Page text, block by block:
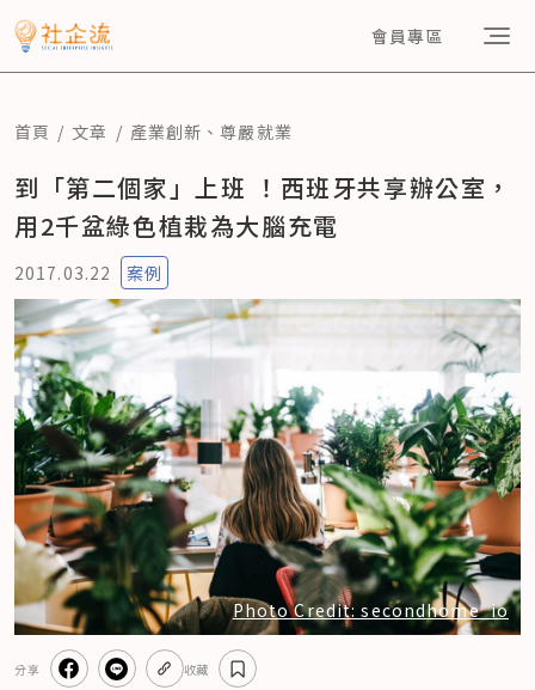
會員專區
首頁 文章 產業創新 、尊嚴就業
到「第二個家」上班 ！西班牙共享辦公室，
用2千盆綠色植栽為大腦充電
2017.03.22 案例
Photo Credit: secondhome_io
分享 收藏